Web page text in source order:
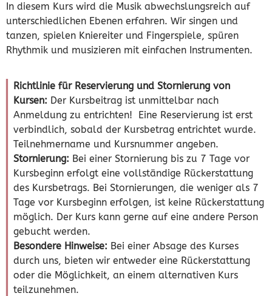
In diesem Kurs wird die Musik abwechslungsreich auf
unterschiedlichen Ebenen erfahren. Wir singen und
tanzen, spielen Kniereiter und Fingerspiele, spüren
Rhythmik und musizieren mit einfachen Instrumenten.
Richtlinie für Reservierung und Stornierung von
Kursen: Der Kursbeitrag ist unmittelbar nach
Anmeldung zu entrichten! Eine Reservierung ist erst
verbindlich, sobald der Kursbetrag entrichtet wurde.
Teilnehmername und Kursnummer angeben.
Stornierung: Bei einer Stornierung bis zu 7 Tage vor
Kursbeginn erfolgt eine vollständige Rückerstattung
des Kursbetrags. Bei Stornierungen, die weniger als 7
Tage vor Kursbeginn erfolgen, ist keine Rückerstattung
möglich. Der Kurs kann gerne auf eine andere Person
gebucht werden.
Besondere Hinweise: Bei einer Absage des Kurses
durch uns, bieten wir entweder eine Rückerstattung
oder die Möglichkeit, an einem alternativen Kurs
teilzunehmen.